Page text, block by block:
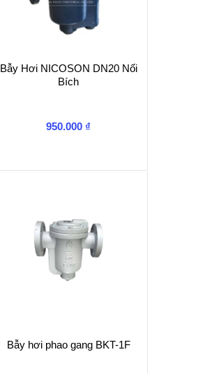
Bẫy Hơi NICOSON DN20 Nối
Bích
950.000 ₫
Bẫy hơi phao gang BKT-1F